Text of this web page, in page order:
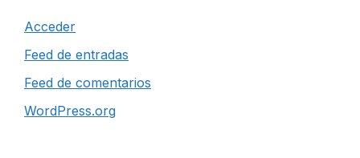
Acceder
Feed de entradas
Feed de comentarios
WordPress.org